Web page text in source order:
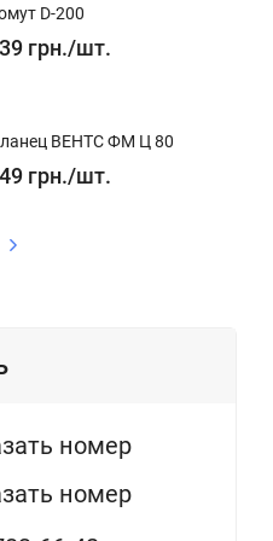
D-200
грн./шт.
ВЕНТС ФМ Ц 80
грн./шт.
номер
номер